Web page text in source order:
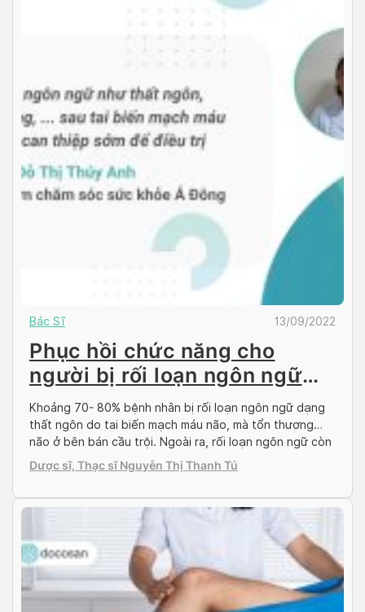
Bác Sĩ 13/09/2022
Phục hồi chức năng cho
người bị rối loạn ngôn ngữ
sau tai biến
Khoảng 70- 80% bệnh nhân bị rối loạn ngôn ngữ dạng
thất ngôn do tai biến mạch máu não, mà tổn thương
não ở bên bán cầu trội. Ngoài ra, rối loạn ngôn ngữ còn
xảy ra sau chấn thương sọ não, u não. Rối loạn ngôn
ngữ có thể được chữa khỏi bởi điều […]
Dược sĩ, Thạc sĩ Nguyễn Thị Thanh Tú